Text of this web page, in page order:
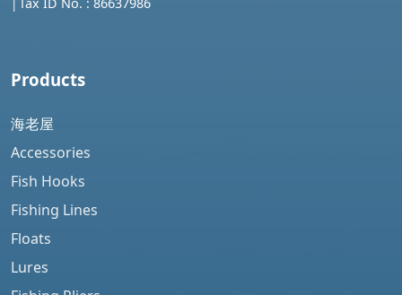
Products
海老屋
Accessories
Fish Hooks
Fishing Lines
Floats
Lures